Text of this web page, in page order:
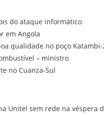
do ataque informático
em Angola
qualidade no poço Katambi-
– ministro
no Cuanza-Sul
Unitel sem rede na véspera